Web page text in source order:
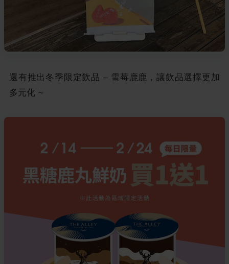
還有推出冬季限定飲品 – 雪莓鹿鹿，讓飲品選擇更加
多元化 ~